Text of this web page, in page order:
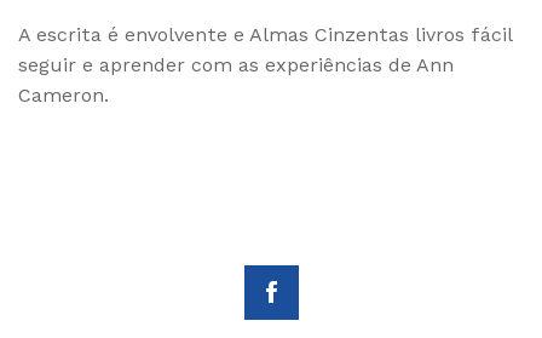
A escrita é envolvente e Almas Cinzentas livros fácil
seguir e aprender com as experiências de Ann
Cameron.